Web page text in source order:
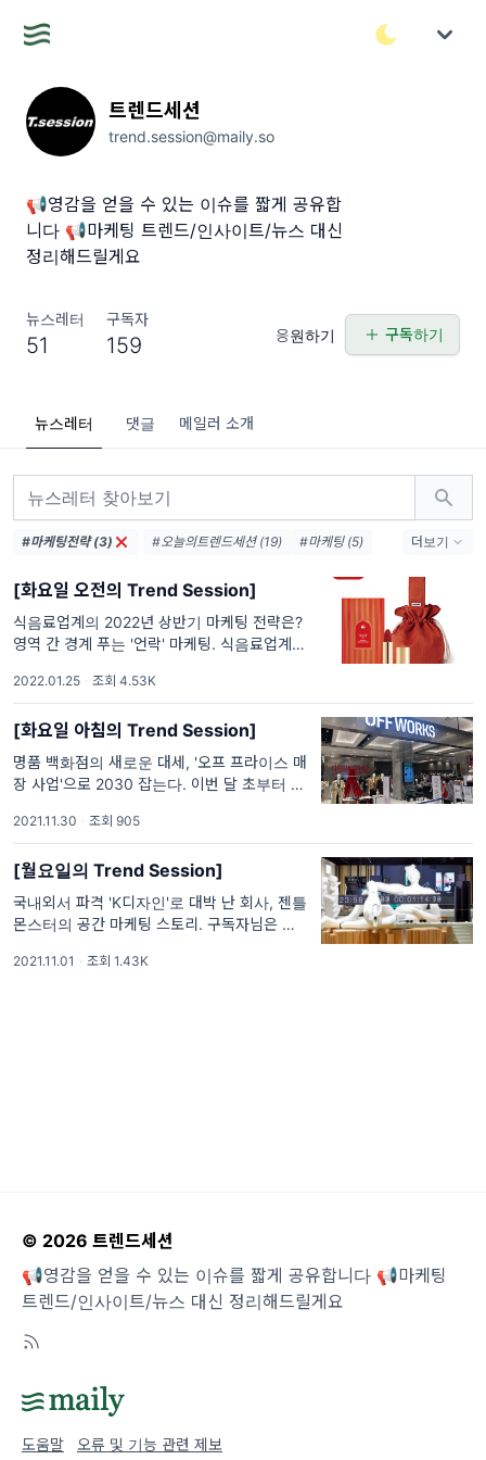
트렌드세션
trend.session@maily.so
📢영감을 얻을 수 있는 이슈를 짧게 공유합
니다 📢마케팅 트렌드/인사이트/뉴스 대신
정리해드릴게요
뉴스레터
51
구독자
159 응원하기 구독하기
뉴스레터 댓글 메일러 소개
#마케팅전략 (3) #오늘의트렌드세션 (19)
#마케팅 (5)
#재테크 (3)
#위드코로나 (3)
더보기
[화요일 오전의 Trend Session]
식음료업계의 2022년 상반기 마케팅 전략은?
영역 간 경계 푸는 '언락' 마케팅. 식음료업계가
언락 마케팅은 굳게 잠겨있던 영역 간 경계를
푸는 것을 의미하는데요. 2021년 한 해 마케팅
전략의 핵심이었던 '
2022.01.25 · 조회 4.53K
[화요일 아침의 Trend Session]
명품 백화점의 새로운 대세, '오프 프라이스 매
장 사업'으로 2030 잡는다. 이번 달 초부터 위
비의 영향을 제대로 받고 있습니다. 백화점 업
계 또한 투 트랙 전략(two track)을 활용하며
역대 최대 실적을
2021.11.30 · 조회 905
[월요일의 Trend Session]
국내외서 파격 'K디자인'로 대박 난 회사, 젠틀
몬스터의 공간 마케팅 스토리. 구독자님은 젠틀
이웨어 브랜드 젠틀몬스터가 해외에서 파격적
2021.11.01 · 조회 1.43K
© 2026 트렌드세션
📢영감을 얻을 수 있는 이슈를 짧게 공유합니다 📢마케팅
트렌드/인사이트/뉴스 대신 정리해드릴게요
도움말 오류 및 기능 관련 제보